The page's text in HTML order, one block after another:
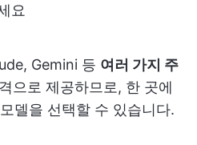
요
Gemini 등 여러 가지 주
으로 제공하므로, 한 곳에
델을 선택할 수 있습니다.